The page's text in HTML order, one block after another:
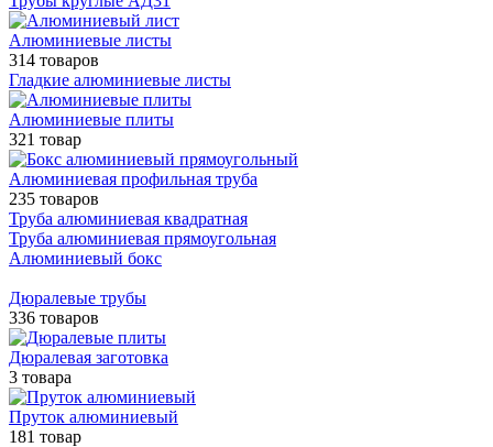
Алюминиевые листы
314 товаров
Гладкие алюминиевые листы
Алюминиевые плиты
321 товар
Алюминиевая профильная труба
235 товаров
Труба алюминиевая квадратная
Труба алюминиевая прямоугольная
Алюминиевый бокс
Дюралевые трубы
336 товаров
Дюралевая заготовка
3 товара
Пруток алюминиевый
181 товар